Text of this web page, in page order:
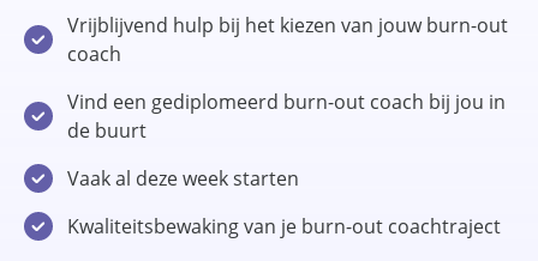
Vrijblijvend hulp bij het kiezen van jouw burn-out
coach
Vind een gediplomeerd burn-out coach bij jou in
de buurt
Vaak al deze week starten
Kwaliteitsbewaking van je burn-out coachtraject